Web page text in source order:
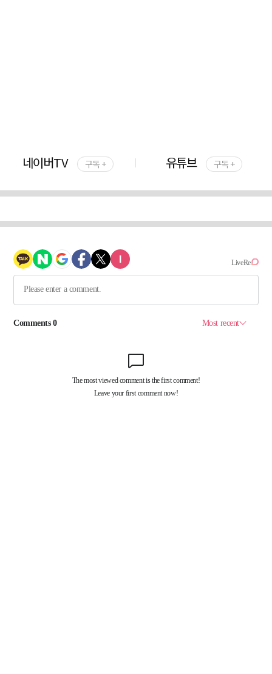
네이버TV 구독 + 유튜브 구독 +